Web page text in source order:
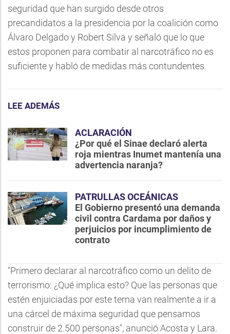
seguridad que han surgido desde otros
precandidatos a la presidencia por la coalición como
Álvaro Delgado y Robert Silva y señaló que lo que
estos proponen para combatir al narcotráfico no es
suficiente y habló de medidas más contundentes.
LEE ADEMÁS
ACLARACIÓN
¿Por qué el Sinae declaró alerta
roja mientras Inumet mantenía una
advertencia naranja?
PATRULLAS OCEÁNICAS
El Gobierno presentó una demanda
civil contra Cardama por daños y
perjuicios por incumplimiento de
contrato
"Primero declarar al narcotráfico como un delito de
terrorismo: ¿Qué implica esto? Que las personas que
estén enjuiciadas por este tema van realmente a ir a
una cárcel de máxima seguridad que pensamos
construir de 2.500 personas", anunció Acosta y Lara.